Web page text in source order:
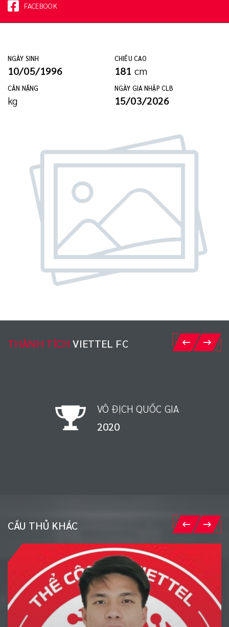
FACEBOOK
NGÀY SINH
10/05/1996
CHIỀU CAO
181 cm
CÂN NẶNG
kg
NGÀY GIA NHẬP CLB
15/03/2026
THÀNH TÍCHVIETTEL FC
VÔ ĐỊCH QUỐC GIA
1998
CẦU THỦ KHÁC